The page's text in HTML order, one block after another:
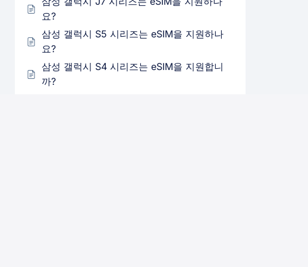
요?
삼성 갤럭시 S5 시리즈는 eSIM을 지원하나
요?
삼성 갤럭시 S4 시리즈는 eSIM을 지원합니
까?